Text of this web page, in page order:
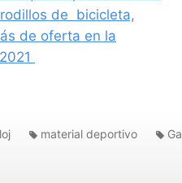
de bicicleta,
de oferta en la
material deportivo